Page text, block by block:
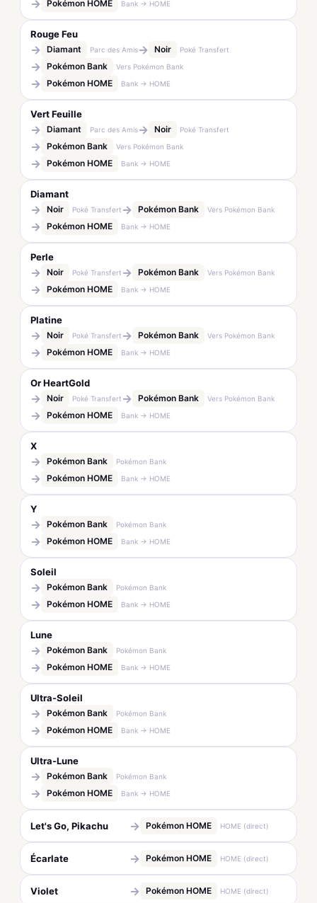
→ Pokémon HOME Bank → HOME
Rouge Feu
→ Diamant Parc des Amis→ Noir Poké Transfert
→ Pokémon Bank Vers Pokémon Bank
→ Pokémon HOME Bank → HOME
Vert Feuille
→ Diamant Parc des Amis→ Noir Poké Transfert
→ Pokémon Bank Vers Pokémon Bank
→ Pokémon HOME Bank → HOME
Diamant
→ Noir Poké Transfert → Pokémon Bank Vers Pokémon Bank
→ Pokémon HOME Bank → HOME
Perle
→ Noir Poké Transfert → Pokémon Bank Vers Pokémon Bank
→ Pokémon HOME Bank → HOME
Platine
→ Noir Poké Transfert → Pokémon Bank Vers Pokémon Bank
→ Pokémon HOME Bank → HOME
Or HeartGold
→ Noir Poké Transfert → Pokémon Bank Vers Pokémon Bank
→ Pokémon HOME Bank → HOME
X
→ Pokémon Bank Pokémon Bank
→ Pokémon HOME Bank → HOME
Y
→ Pokémon Bank Pokémon Bank
→ Pokémon HOME Bank → HOME
Soleil
→ Pokémon Bank Pokémon Bank
→ Pokémon HOME Bank → HOME
Lune
→ Pokémon Bank Pokémon Bank
→ Pokémon HOME Bank → HOME
Ultra-Soleil
→ Pokémon Bank Pokémon Bank
→ Pokémon HOME Bank → HOME
Ultra-Lune
→ Pokémon Bank Pokémon Bank
→ Pokémon HOME Bank → HOME
Let's Go, Pikachu → Pokémon HOME HOME (direct)
Écarlate → Pokémon HOME HOME (direct)
Violet → Pokémon HOME HOME (direct)